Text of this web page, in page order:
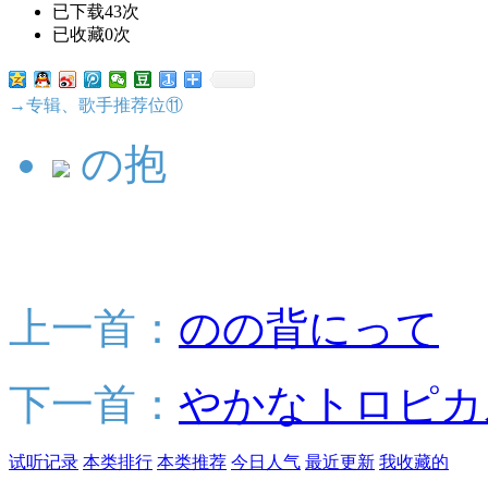
已下载43次
已收藏0次
→专辑、歌手推荐位⑪
の抱
上一首： のの背にって
下一首： やかなトロピ
试听记录 本类排行 本类推荐 今日人气 最近更新 我收藏的